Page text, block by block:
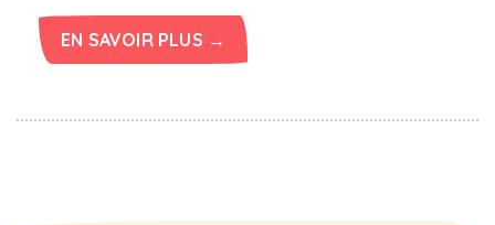
EN SAVOIR PLUS →